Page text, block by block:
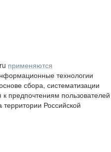
применяются
технологии
сбора, систематизации
предпочтениям пользователей
Российской